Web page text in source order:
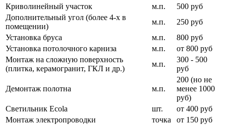
Криволинейный участок
м.п.
500 руб
Дополнительный угол (более 4-х в
помещении)
м.п.
250 руб
Установка бруса
м.п.
800 руб
Установка потолочного карниза
м.п.
от 800 руб
Монтаж на сложную поверхность
(плитка, керамогранит, ГКЛ и др.)
м.п.
300 - 500
руб
Демонтаж полотна м.п.
200 (но не
менее 1000
руб)
Светильник Ecola
шт.
от 400 руб
Монтаж электропроводки
точка от 150 руб